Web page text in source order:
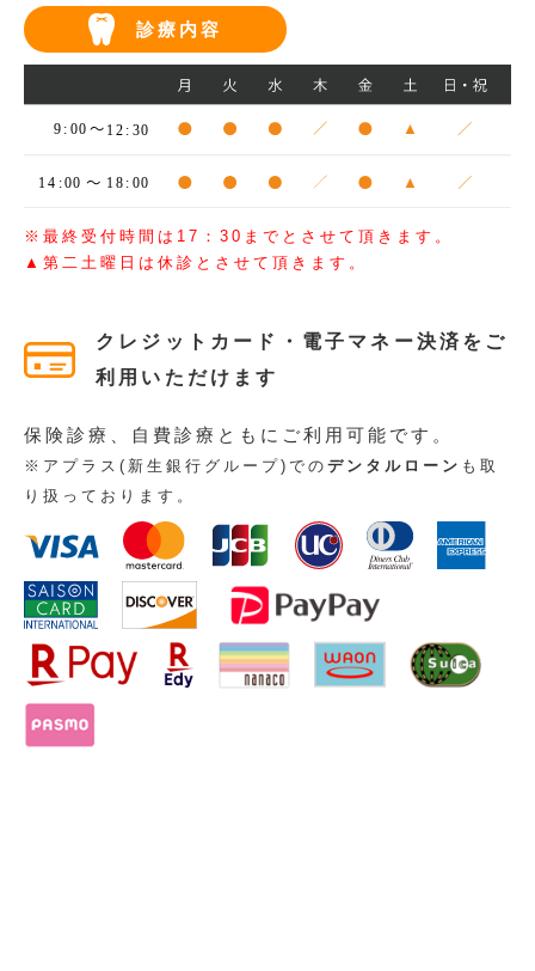
診療内容
※最終受付時間は17：30までとさせて頂きます。
▲第二土曜日は休診とさせて頂きます。
クレジットカード・電子マネー決済をご
利用いただけます
保険診療、自費診療ともにご利用可能です。
※アプラス(新生銀行グループ)での デンタルローン も取
り扱っております。